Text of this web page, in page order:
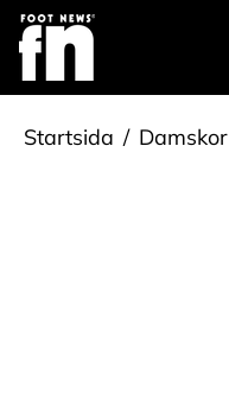
Startsida Damskor